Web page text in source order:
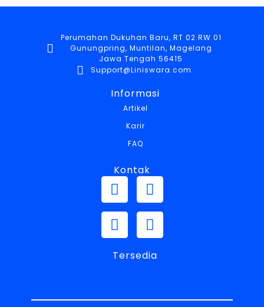
Perumahan Dukuhan Baru, RT 02 RW 01
Gunungpring, Muntilan, Magelang
Jawa Tengah 56415
Support@Liniswara.com
Informasi
Artikel
Karir
FAQ
Kontak
Tersedia